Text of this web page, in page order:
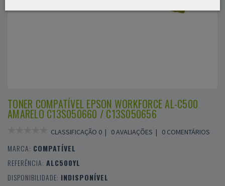
TONER COMPATÍVEL EPSON WORKFORCE AL-C500
AMARELO C13S050660 / C13S050656
CLASSIFICAÇÃO 0 | 0 AVALIAÇÕES | 0 COMENTÁRIOS
MARCA: COMPATÍVEL
REFERÊNCIA: ALC500YL
DISPONIBILIDADE: INDISPONÍVEL